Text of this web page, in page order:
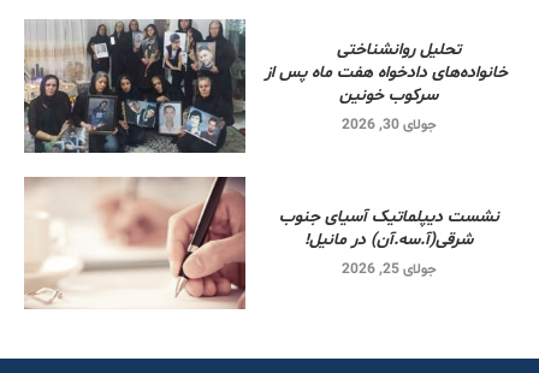
تحلیل روانشناختی
خانواده‌های دادخواه هفت ماه پس از
سرکوب خونین
جولای 30, 2026
نشست دیپلماتیک آسیای جنوب
شرقی‌(آ.سه.آن) در مانیل!
جولای 25, 2026